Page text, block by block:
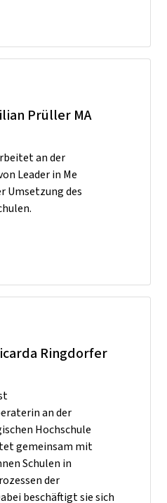
Prüller MA
an der
Leader in Me
Umsetzung des
Ringdorfer
an der
Hochschule
gemeinsam mit
Schulen in
der
beschäftigt sie sich